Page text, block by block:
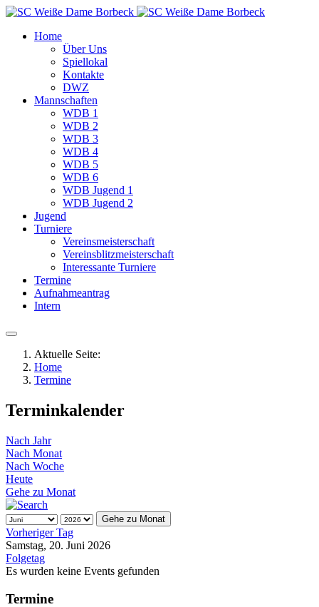
Home
Über Uns
Spiellokal
Kontakte
DWZ
Mannschaften
WDB 1
WDB 2
WDB 3
WDB 4
WDB 5
WDB 6
WDB Jugend 1
WDB Jugend 2
Jugend
Turniere
Vereinsmeisterschaft
Vereinsblitzmeisterschaft
Interessante Turniere
Termine
Aufnahmeantrag
Intern
Aktuelle Seite:
Home
Termine
Terminkalender
Nach Jahr
Nach Monat
Nach Woche
Heute
Gehe zu Monat
Gehe zu Monat
Vorheriger Tag
Samstag, 20. Juni 2026
Folgetag
Es wurden keine Events gefunden
Termine